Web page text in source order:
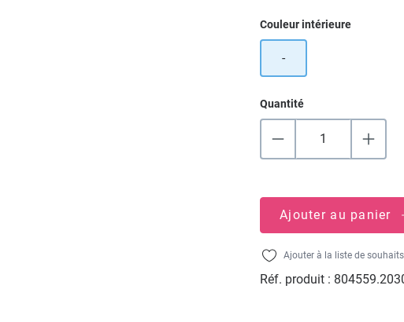
Sélectionnez
Couleur intérieure
-
Quantité
Ajouter au panier
Ajouter à la liste de souhaits
Réf. produit :